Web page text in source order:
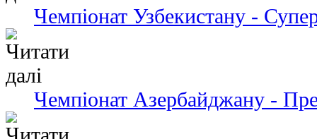
Чемпіонат Узбекистану -
Чемпіонат Азербайджану -